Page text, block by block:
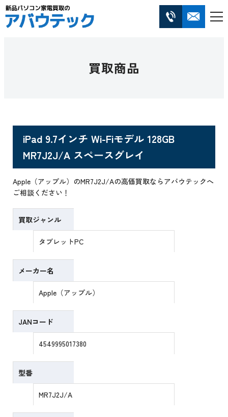
買取商品
iPad 9.7インチ Wi-Fiモデル 128GB
MR7J2J/A スペースグレイ
Apple（アップル）のMR7J2J/Aの高価買取ならアバウテックへ
ご相談ください！
買取ジャンル
タブレットPC
メーカー名
Apple（アップル）
JANコード
4549995017380
型番
MR7J2J/A